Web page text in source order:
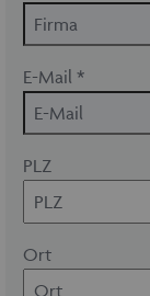
E-Mail *
PLZ
Ort